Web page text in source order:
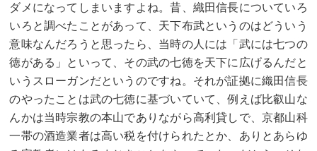
ダメになってしまいますよね。昔、織田信長についていろ
いろと調べたことがあって、天下布武というのはどういう
意味なんだろうと思ったら、当時の人には「武には七つの
徳がある」といって、その武の七徳を天下に広げるんだと
いうスローガンだというのですね。それが証拠に織田信長
のやったことは武の七徳に基づいていて、例えば比叡山な
んかは当時宗教の本山でありながら高利貸しで、京都山科
一帯の酒造業者は高い税を付けられたとか、ありとあらゆ